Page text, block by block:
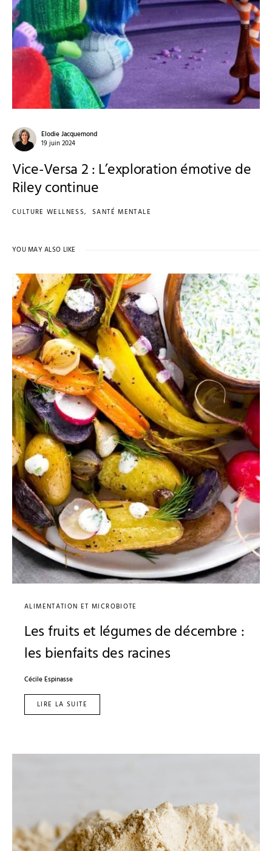
Elodie Jacquemond
19 juin 2024
Vice-Versa 2 : L’exploration émotive de
Riley continue
CULTURE WELLNESS SANTÉ MENTALE
YOU MAY ALSO LIKE
ALIMENTATION ET MICROBIOTE
Les fruits et légumes de décembre :
les bienfaits des racines
Cécile Espinasse
LIRE LA SUITE